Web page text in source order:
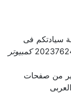
سيادتكم فى
كمبيوتر
من صفحات